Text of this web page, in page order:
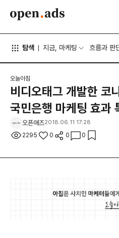
탐색 지금, 마케팅 흐름과 판
오늘아침
비디오태그 개발한 코
국민은행 마케팅 효과
오픈애즈2018.06.11 17:28
2295 0 0 0